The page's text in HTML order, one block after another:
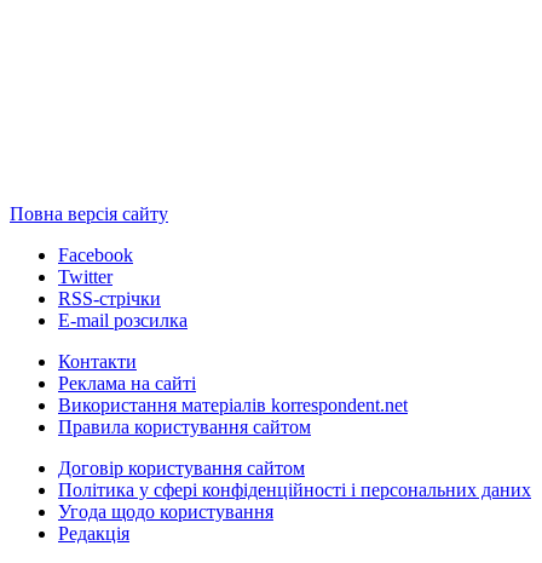
Повна версія сайту
Facebook
Twitter
RSS-стрічки
E-mail розсилка
Контакти
Реклама на сайті
Використання матеріалів korrespondent.net
Правила користування сайтом
Договір користування сайтом
Політика у сфері конфіденційності і персональних даних
Угода щодо користування
Редакція